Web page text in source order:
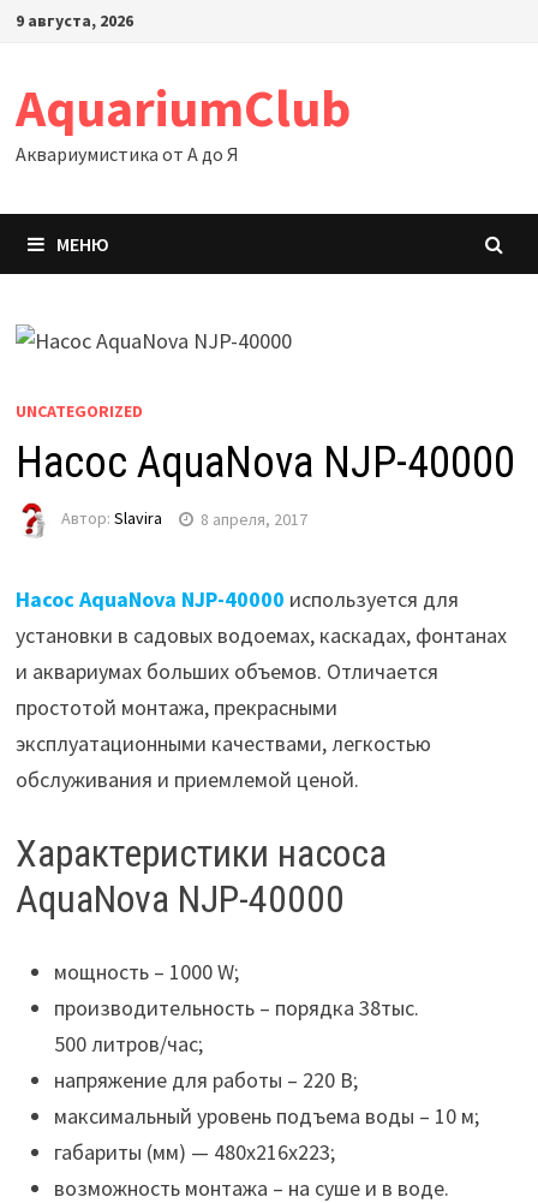
Перейти
9 августа, 2026
AquariumClub
Аквариумистика от А до Я
МЕНЮ
UNCATEGORIZED
Насос AquaNova NJP-40000
Автор: Slavira 8 апреля, 2017
Насос AquaNova NJP-40000 используется для
установки в садовых водоемах, каскадах, фонтанах
и аквариумах больших объемов. Отличается
простотой монтажа, прекрасными
эксплуатационными качествами, легкостью
обслуживания и приемлемой ценой.
Характеристики насоса
AquaNova NJP-40000
мощность – 1000 W;
производительность – порядка 38тыс.
500 литров/час;
напряжение для работы – 220 В;
максимальный уровень подъема воды – 10 м;
габариты (мм) — 480x216x223;
возможность монтажа – на суше и в воде.